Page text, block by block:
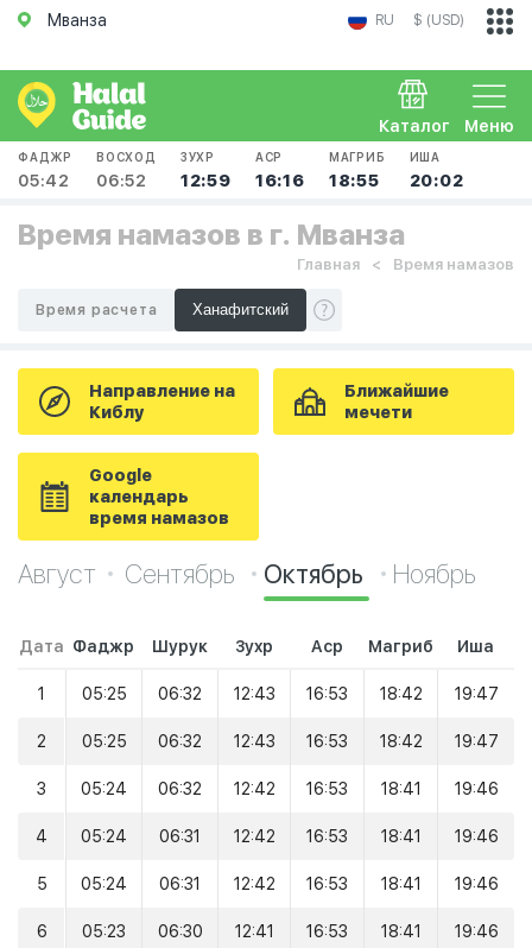
Мванза RU $ (USD)
Меню
Каталог
ФАДЖР
05:42
ВОСХОД
06:52
ЗУХР
12:59
АСР
16:16
МАГРИБ
18:55
ИША
20:02
Время намазов в г. Мванза
Главная Время намазов
Время расчета
Направление на
Киблу
Ближайшие
мечети
Google
календарь
время намазов
Август Сентябрь Октябрь Ноябрь
Дата Фаджр Шурук Зухр Аср Магриб Иша
1 05:25 06:32 12:43 16:53 18:42 19:47
2 05:25 06:32 12:43 16:53 18:42 19:47
3 05:24 06:32 12:42 16:53 18:41 19:46
4 05:24 06:31 12:42 16:53 18:41 19:46
5 05:24 06:31 12:42 16:53 18:41 19:46
6 05:23 06:30 12:41 16:53 18:41 19:46